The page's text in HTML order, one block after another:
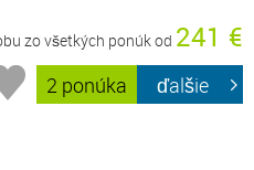
zo všetkých ponúk od 241 €
2 ponúka ďalšie